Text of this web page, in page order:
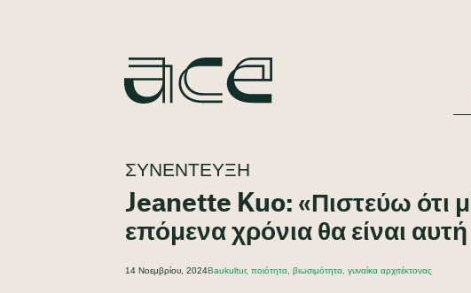
ΣΥΝΈΝΤΕΥΞΗ
Jeanette Kuo: «Πιστεύω ότι
επόμενα χρόνια θα είναι
14 Νοεμβρίου, 2024Baukultur, ποιότητα, βιωσιμότητα, γυναίκα αρχιτέκτονας